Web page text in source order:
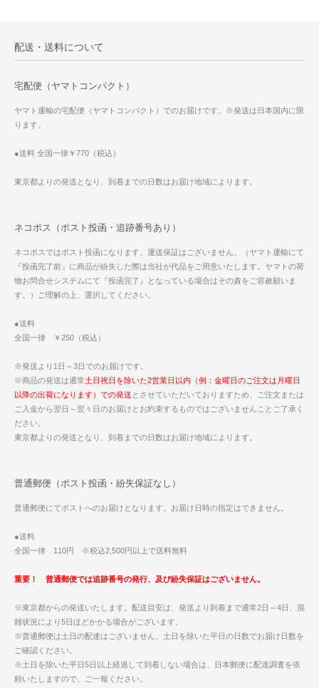
配送・送料について
宅配便（ヤマトコンパクト）
ヤマト運輸の宅配便（ヤマトコンパクト）でのお届けです。※発送は日本国内に限
ります。
●送料 全国一律￥770（税込）
東京都よりの発送となり、到着までの日数はお届け地域によります。
ネコポス（ポスト投函・追跡番号あり）
ネコポスではポスト投函になります。運送保証はございません。（ヤマト運輸にて
『投函完了前』に商品が紛失した際は当社が代品をご用意いたします。ヤマトの荷
物お問合せシステムにて『投函完了』となっている場合はその責をご容赦願いま
す。）ご理解の上、選択してください。
●送料
全国一律 ￥250（税込）
※発送より1日～3日でのお届けです。
※商品の発送は通常土日祝日を除いた2営業日以内（例：金曜日のご注文は月曜日
以降の出荷になります）での発送 とさせていただいておりますため、ご注文または
ご入金から翌日～翌々日のお届けとお約束するものではございませんことご了承く
ださい。
東京都よりの発送となり、到着までの日数はお届け地域によります。
普通郵便（ポスト投函・紛失保証なし）
普通郵便にてポストへのお届けとなります。お届け日時の指定はできません。
●送料
全国一律 110円 ※税込2,500円以上で送料無料
重要！ 普通郵便では追跡番号の発行、及び紛失保証はございません。
※東京都からの発送いたします。配送目安は、発送より到着まで通常2日～4日、混
雑状況により5日ほどかかる場合がございます。
※普通郵便は土日の配達はございません。土日を除いた平日の日数でお届け日数を
ご確認ください。
※土日を除いた平日5日以上経過して到着しない場合は、日本郵便に配達調査を依
頼いたしますので、ご一報ください。